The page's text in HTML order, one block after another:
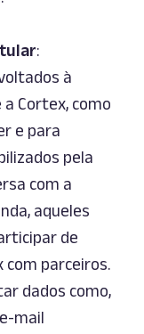
:
à
Cortex, como
e para
pela
com a
aqueles
de
com parceiros.
dados como,
mail